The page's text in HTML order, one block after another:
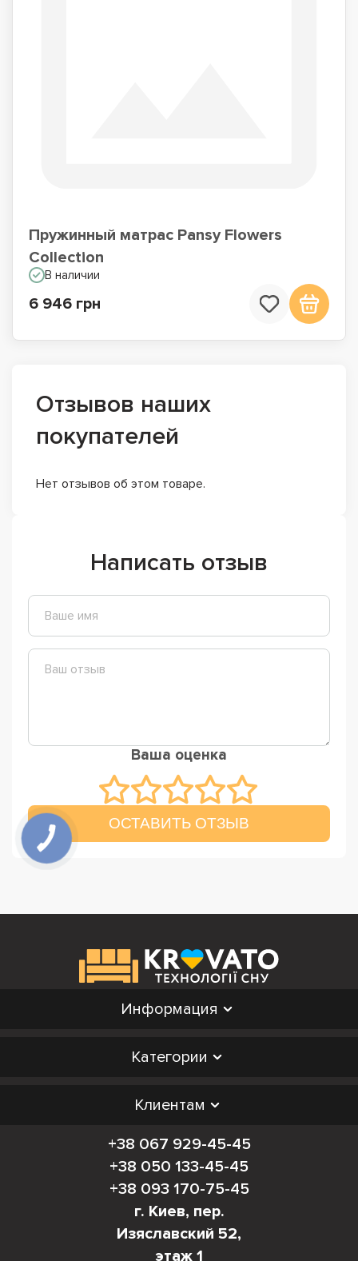
Пружинный матрас Pansy Flowers
Collection
В наличии
6 946 грн
Отзывов наших
покупателей
Нет отзывов об этом товаре.
Написать отзыв
Ваша оценка
ОСТАВИТЬ ОТЗЫВ
Информация
Категории
Клиентам
+38 067 929-45-45
+38 050 133-45-45
+38 093 170-75-45
г. Киев, пер.
Изяславский 52,
этаж 1